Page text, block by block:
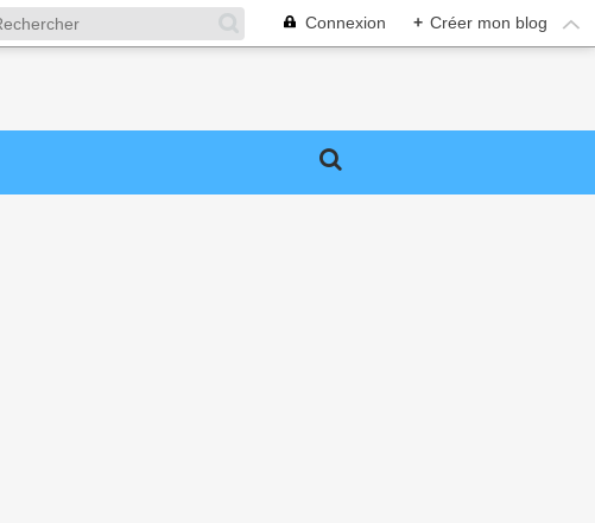
Connexion + Créer mon blog